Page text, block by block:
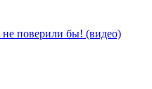
поверили бы! (видео)